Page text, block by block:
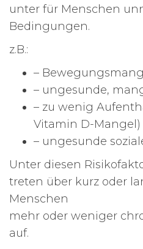
unter für Menschen
Bedingungen.
z.B.:
–
– ungesunde,
– zu wenig
Vitamin D-Mangel)
– ungesunde
Unter diesen
treten über kurz oder
Menschen
mehr oder weniger
auf.